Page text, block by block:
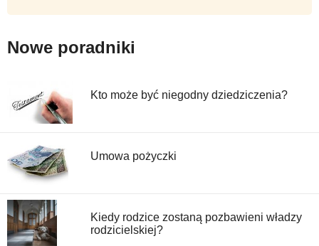
Nowe poradniki
Kto może być niegodny dziedziczenia?
Umowa pożyczki
Kiedy rodzice zostaną pozbawieni władzy
rodzicielskiej?